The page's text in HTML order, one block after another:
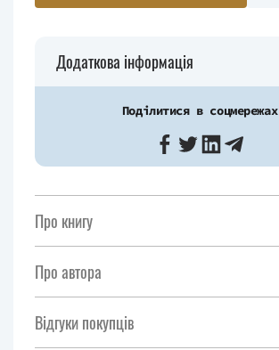
Додаткова інформація
Поділитися в соцмережах
Про книгу
Про автора
Відгуки покупців